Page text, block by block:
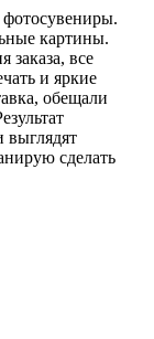
картины.
заказа, все
и яркие
обещали
выглядят
сделать